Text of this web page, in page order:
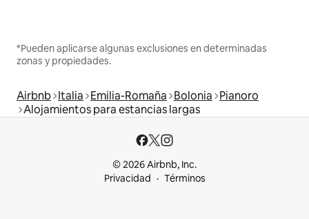
*Pueden aplicarse algunas exclusiones en determinadas
zonas y propiedades.
Airbnb Italia Emilia-Romaña Bolonia Pianoro
Alojamientos para estancias largas
© 2026 Airbnb, Inc.
Privacidad
Términos